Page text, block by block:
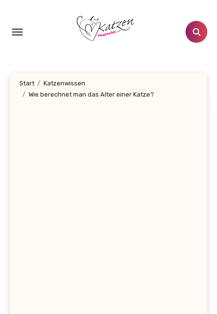
springen
Start
Katzenwissen
Wie berechnet man das Alter einer Katze?